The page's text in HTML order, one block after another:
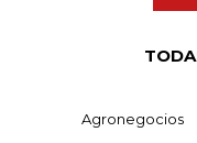
Agronegocios